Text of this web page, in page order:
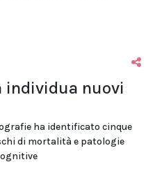
individua nuovi
ha identificato cinque
di mortalità e patologie